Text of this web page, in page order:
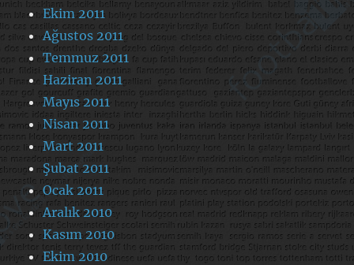
Ekim 2011
Ağustos 2011
Temmuz 2011
Haziran 2011
Mayıs 2011
Nisan 2011
Mart 2011
Şubat 2011
Ocak 2011
Aralık 2010
Kasım 2010
Ekim 2010